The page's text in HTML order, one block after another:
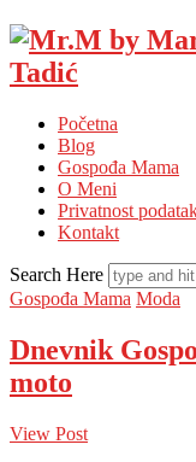
Tadić
Početna
Blog
Gospođa Mama
O Meni
Privatnost
Kontakt
Search Here
Gospođa Mama Moda
Dnevnik
moto
View Post